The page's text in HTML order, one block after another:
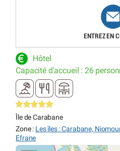
ENTREZ EN
Hôtel
Capacité d'accueil : 26
Île de Carabane
Zone : Les îles : Carabane,
Efrane